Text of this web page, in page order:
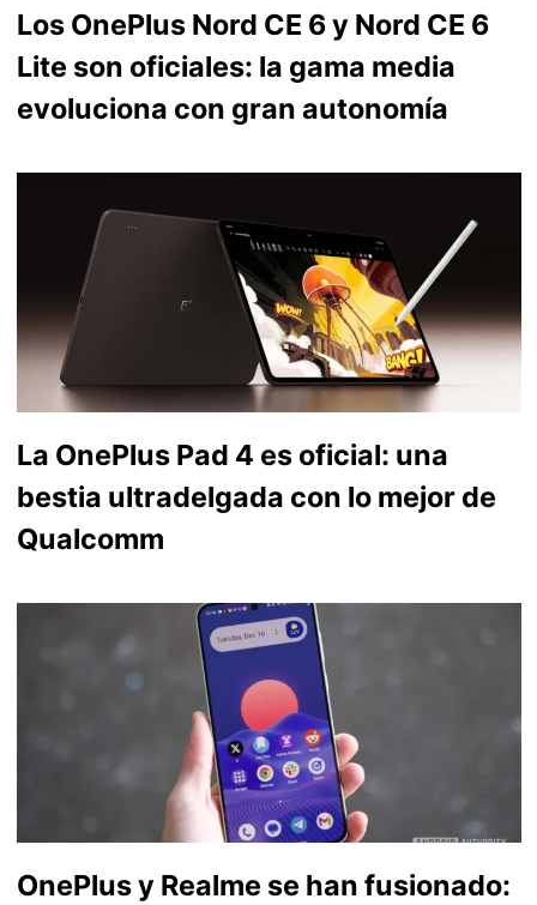
Los OnePlus Nord CE 6 y Nord CE 6
Lite son oficiales: la gama media
evoluciona con gran autonomía
La OnePlus Pad 4 es oficial: una
bestia ultradelgada con lo mejor de
Qualcomm
OnePlus y Realme se han fusionado: